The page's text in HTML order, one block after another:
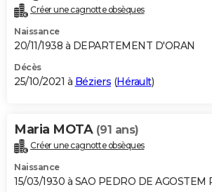
Créer une cagnotte obsèques
Naissance
20/11/1938 à DEPARTEMENT D'ORAN
Décès
25/10/2021 à Béziers (Hérault)
Maria MOTA (91 ans)
Créer une cagnotte obsèques
Naissance
15/03/1930 à SAO PEDRO DE AGOSTEM